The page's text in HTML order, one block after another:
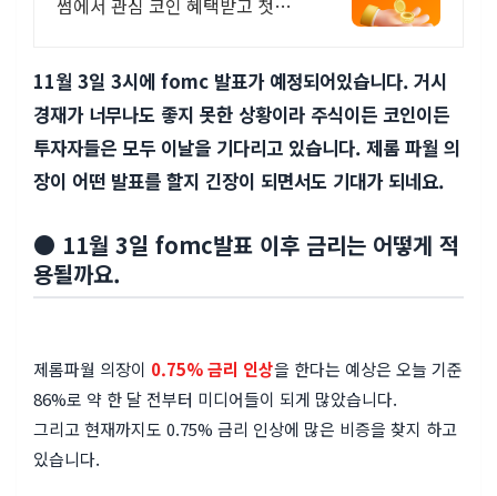
11월 3일 3시에 fomc 발표가 예정되어있습니다. 거시
경재가 너무나도 좋지 못한 상황이라 주식이든 코인이든
투자자들은 모두 이날을 기다리고 있습니다. 제롬 파월 의
장이 어떤 발표를 할지 긴장이 되면서도 기대가 되네요.
● 11월 3일 fomc발표 이후 금리는 어떻게 적
용될까요.
제롬파월 의장이 0.75% 금리 인상을 한다는 예상은 오늘 기준
86%로 약 한 달 전부터 미디어들이 되게 많았습니다.
그리고 현재까지도 0.75% 금리 인상에 많은 비증을 찾지 하고
있습니다.